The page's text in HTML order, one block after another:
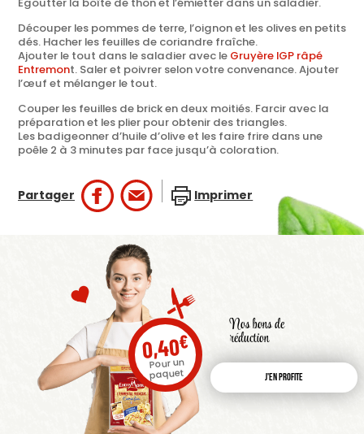
Egoutter la boîte de thon et l’émietter dans un saladier.
Découper les pommes de terre, l’oignon et les olives en petits
dés. Hacher les feuilles de coriandre fraîche.
Ajouter le tout dans le saladier avec le Gruyère IGP râpé
Entremont. Saler et poivrer selon votre convenance. Ajouter
l’œuf et mélanger le tout.
Couper les feuilles de brick en deux moitiés. Farcir avec la
préparation et les plier pour obtenir des triangles.
Les badigeonner d’huile d’olive et les faire frire dans une
poêle 2 à 3 minutes par face jusqu’à coloration.
Partager Imprimer
0,40€
Pour un
paquet
Nos bons de
réduction
J'en profite